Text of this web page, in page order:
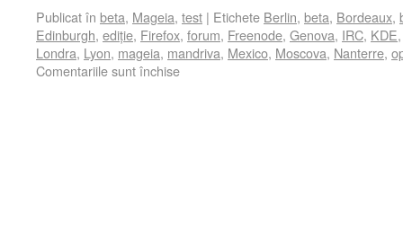
Publicat în beta, Mageia, test | Etichete Berlin, beta, Bordeaux,
Edinburgh, ediție, Firefox, forum, Freenode, Genova, IRC, KDE
Londra, Lyon, mageia, mandriva, Mexico, Moscova, Nanterre,
Comentariile sunt închise